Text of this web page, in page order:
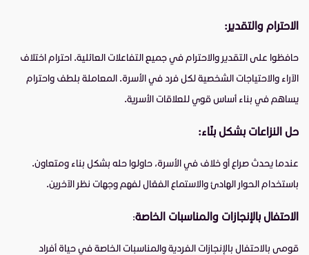
الاحترام والتقدير:
حافظوا على التقدير والاحترام في جميع التفاعلات العائلية. احترام اختلاف
الآراء والاحتياجات الشخصية لكل فرد في الأسرة. المعاملة بلطف واحترام
يساهم في بناء أساس قوي للعلاقات الأسرية.
حل النزاعات بشكل بنّاء:
عندما يحدث صراع أو خلاف في الأسرة، حاولوا حله بشكل بناء ومتعاون.
باستخدام الحوار الهادئ والاستماع الفعّال لفهم وجهات نظر الآخرين.
الاحتفال بالإنجازات والمناسبات الخاصة:
قومى بالاحتفال بالإنجازات الفردية والمناسبات الخاصة في حياة أفراد